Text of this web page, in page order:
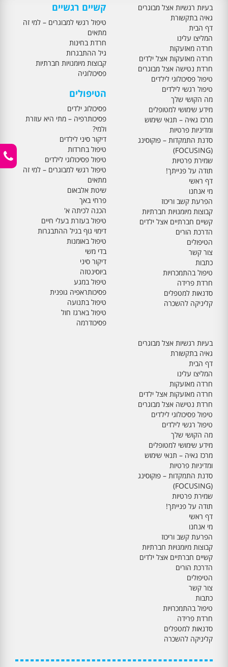
בעיות רגשיות אצל מבוגרים
גאיה בתקשורת
דף הבית
המליצו עלינו
חרדה מאזעקות
חרדה מאזעקות אצל ילדים
חרדת נטישה אצל מבוגרים
טיפול פסיכולוגי לילדים
טיפול רגשי לילדים
מה הקושי שלך
מידע שימושי למטופלים
מרכז גאיה – תנאי שימוש
ומדיניות פרטיות
סדנת התמקדות – פוקוסינג
(FOCUSING)
שמירת פרטיות
תודה על פנייתך!
דף ראשי
מי אנחנו
הפרעת קשב וריכוז
קבוצות מיומנויות חברתיות
קשיים חברתיים אצל ילדים
הדרכת הורים
הטיפולים
צור קשר
כתבות
טיפול בהתמכרויות
חרדת פרידה
סדנאות למטפלים
קליניקה להשכרה
קשיים רגשיים
טיפול רגשי למבוגרים – למי זה
מתאים
חרדת בחינות
גיל ההתבגרות
קבוצות מיומנויות חברתיות
פסיכולוגיה
הטיפולים
פסיכולוג ילדים
פסיכותרפיה – מתי היא עוזרת
ולמי?
דיקור סיני לילדים
טיפול בחרדות
טיפול פסיכולוגי לילדים
טיפול רגשי למבוגרים – למי זה
מתאים
שיטת אלבאום
פרחי באך
הכנה לכיתה א'
טיפול בעזרת בעלי חיים
דימוי גוף בגיל ההתבגרות
טיפול באומנות
בדי משי
דיקור סיני
ביוסינטזה
טיפול במגע
פסיכותראפיה גופנית
טיפול בתנועה
טיפול בארגז חול
פסיכודרמה
בעיות רגשיות אצל מבוגרים
גאיה בתקשורת
דף הבית
המליצו עלינו
חרדה מאזעקות
חרדה מאזעקות אצל ילדים
חרדת נטישה אצל מבוגרים
טיפול פסיכולוגי לילדים
טיפול רגשי לילדים
מה הקושי שלך
מידע שימושי למטופלים
מרכז גאיה – תנאי שימוש
ומדיניות פרטיות
סדנת התמקדות – פוקוסינג
(FOCUSING)
שמירת פרטיות
תודה על פנייתך!
דף ראשי
מי אנחנו
הפרעת קשב וריכוז
קבוצות מיומנויות חברתיות
קשיים חברתיים אצל ילדים
הדרכת הורים
הטיפולים
צור קשר
כתבות
טיפול בהתמכרויות
חרדת פרידה
סדנאות למטפלים
קליניקה להשכרה